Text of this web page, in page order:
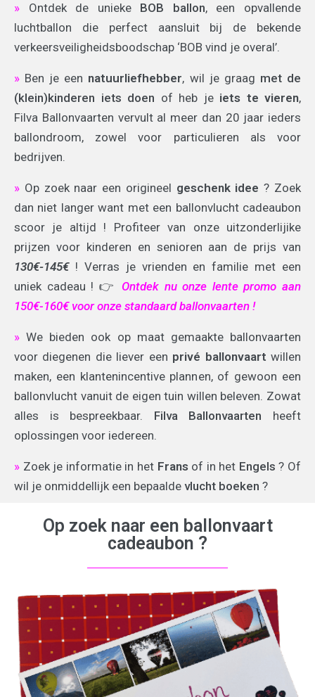
» Ontdek de unieke BOB ballon, een opvallende
luchtballon die perfect aansluit bij de bekende
verkeersveiligheidsboodschap ‘BOB vind je overal’.
» Ben je een natuurliefhebber, wil je graag met de
(klein)kinderen iets doen of heb je iets te vieren,
Filva Ballonvaarten vervult al meer dan 20 jaar ieders
ballondroom, zowel voor particulieren als voor
bedrijven.
» Op zoek naar een origineel geschenk idee ? Zoek
dan niet langer want met een ballonvlucht cadeaubon
scoor je altijd ! Profiteer van onze uitzonderlijike
prijzen voor kinderen en senioren aan de prijs van
130€-145€! Verras je vrienden en familie met een
uniek cadeau ! 👉 Ontdek nu onze lente promo aan
150€-160€ voor onze standaard ballonvaarten !
»We bieden ook op maat gemaakte ballonvaarten
voor diegenen die liever een privé ballonvaart willen
maken, een klantenincentive plannen, of gewoon een
ballonvlucht vanuit de eigen tuin willen beleven. Zowat
alles is bespreekbaar. Filva Ballonvaarten heeft
oplossingen voor iedereen.
» Zoek je informatie in het Frans of in het Engels ? Of
wil je onmiddellijk een bepaalde vlucht boeken ?
Op zoek naar een ballonvaart
cadeaubon ?